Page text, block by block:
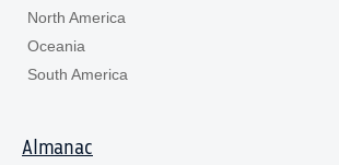
North America
Oceania
South America
Almanac